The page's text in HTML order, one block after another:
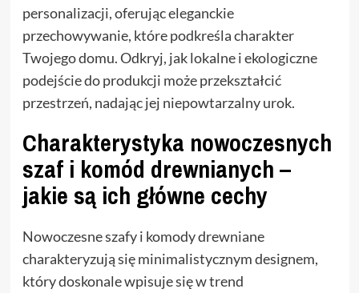
personalizacji, oferując eleganckie
przechowywanie, które podkreśla charakter
Twojego domu. Odkryj, jak lokalne i ekologiczne
podejście do produkcji może przekształcić
przestrzeń, nadając jej niepowtarzalny urok.
Charakterystyka nowoczesnych
szaf i komód drewnianych –
jakie są ich główne cechy
Nowoczesne szafy i komody drewniane
charakteryzują się minimalistycznym designem,
który doskonale wpisuje się w trend